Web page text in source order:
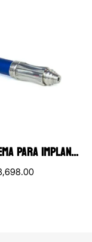
O.S.A.S. SISTEMA PARA IMPLANTES DESARMADOR DE PRECISIÓN DEWIMED